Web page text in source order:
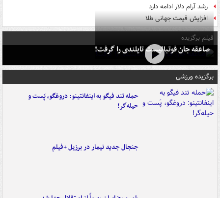
رشد آرام دلار ادامه دارد
افزایش قیمت جهانی طلا
فیلم برگزیده
صاعقه جان فوتبالیست تایلندی را گرفت!
برگزیده ورزشی
حمله تند فیگو به اینفانتینو: دروغگو، پَست‌ و
حیله‌گر!
جنجال جدید نیمار در برزیل +فیلم